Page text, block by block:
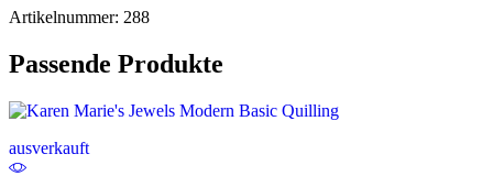
Artikelnummer: 288
Passende Produkte
ausverkauft